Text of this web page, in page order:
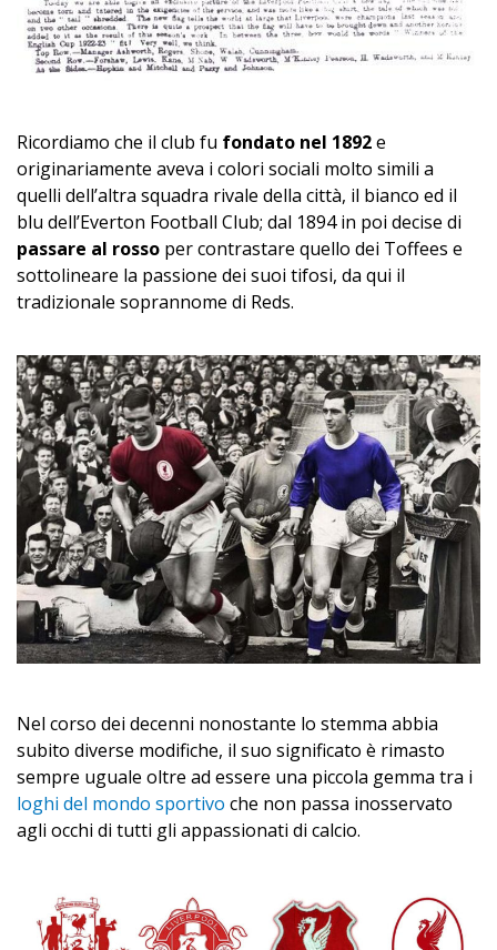
Ricordiamo che il club fu fondato nel 1892e
originariamente aveva i colori sociali molto simili a
quelli dell’altra squadra rivale della città, il bianco ed il
blu dell’Everton Football Club; dal 1894 in poi decise di
passare al rosso per contrastare quello dei Toffees e
sottolineare la passione dei suoi tifosi, da qui il
tradizionale soprannome di Reds.
Nel corso dei decenni nonostante lo stemma abbia
subito diverse modifiche, il suo significato è rimasto
sempre uguale oltre ad essere una piccola gemma tra i
loghi del mondo sportivo che non passa inosservato
agli occhi di tutti gli appassionati di calcio.